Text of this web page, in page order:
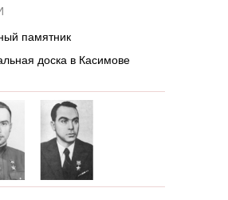
памятник
доска в Касимове